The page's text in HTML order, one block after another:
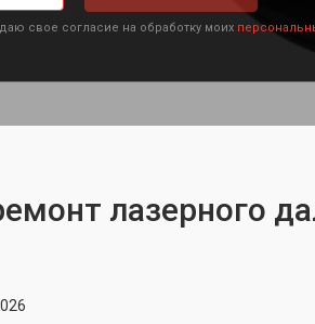
свое согласие на обработку моих
лазерного